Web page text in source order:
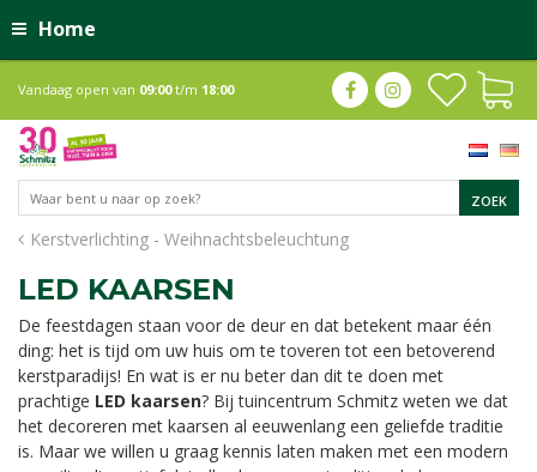
Home
Kerstverlichting - Weihnachtsbeleuchtung
Vandaag open van 09:00t/m 18:00
LED KAARSEN
De feestdagen staan voor de deur en dat betekent maar één
ding: het is tijd om uw huis om te toveren tot een betoverend
kerstparadijs! En wat is er nu beter dan dit te doen met
prachtige LED kaarsen? Bij tuincentrum Schmitz weten we dat
het decoreren met kaarsen al eeuwenlang een geliefde traditie
is. Maar we willen u graag kennis laten maken met een modern